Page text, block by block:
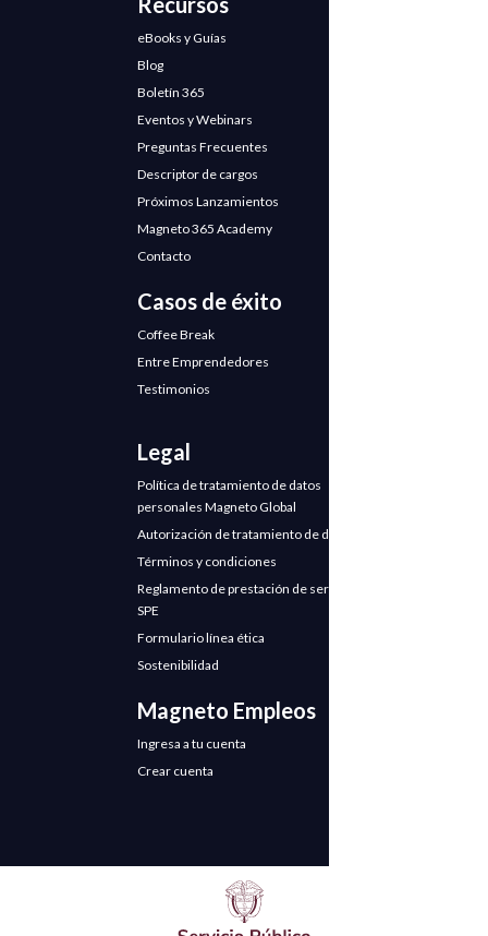
eBooks y Guías
Blog
Boletín 365
Eventos y Webinars
Preguntas Frecuentes
Descriptor de cargos
Próximos Lanzamientos
Magneto 365 Academy
Contacto
Casos de éxito
Coffee Break
Entre Emprendedores
Testimonios
Legal
Política de tratamiento de datos
personales Magneto Global
Autorización de tratamiento de datos
Términos y condiciones
Reglamento de prestación de servicios
SPE
Formulario línea ética
Sostenibilidad
Magneto Empleos
Ingresa a tu cuenta
Crear cuenta